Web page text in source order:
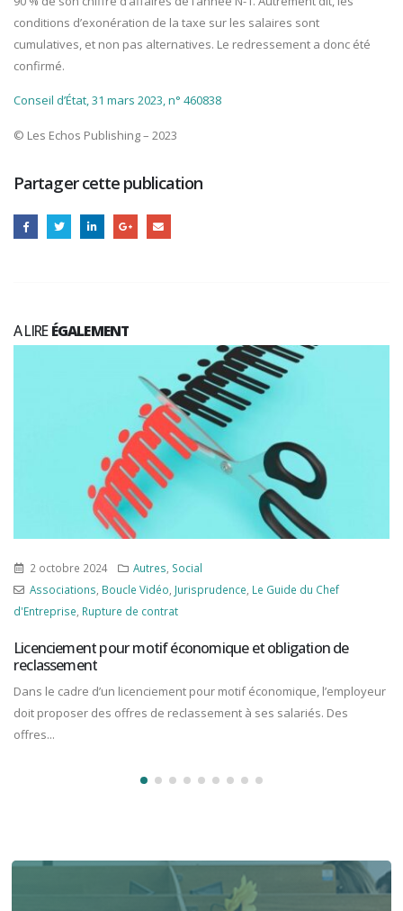
conditions d’exonération de la taxe sur les salaires sont
cumulatives, et non pas alternatives. Le redressement a donc été
confirmé.
Conseil d’État, 31 mars 2023, n° 460838
© Les Echos Publishing – 2023
Partager cette publication
A LIREÉGALEMENT
2 octobre 2024 Autres Social
Associations Boucle Vidéo Jurisprudence Le Guide du Chef
d'Entreprise Rupture de contrat
Licenciement pour motif économique et obligation de
reclassement
Dans le cadre d’un licenciement pour motif économique, l’employeur
doit proposer des offres de reclassement à ses salariés. Des
offres...